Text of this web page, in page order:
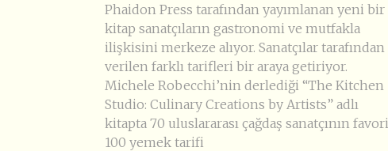
Phaidon Press tarafından yayımlanan yeni bir
kitap sanatçıların gastronomi ve mutfakla
ilişkisini merkeze alıyor. Sanatçılar tarafından
verilen farklı tarifleri bir araya getiriyor.
Michele Robecchi’nin derlediği “The Kitchen
Studio: Culinary Creations by Artists” adlı
kitapta 70 uluslararası çağdaş sanatçının favori
100 yemek tarifi